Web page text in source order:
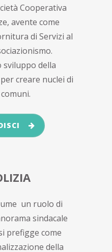
Cooperativa
avente come
di Servizi al
sviluppo della
creare nuclei di
un ruolo di
sindacale
prefigge come
della